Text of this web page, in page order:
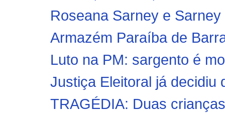
Roseana Sarney e
Armazém Paraíba de
Luto na PM: sargento é
Justiça Eleitoral já decidiu
TRAGÉDIA: Duas